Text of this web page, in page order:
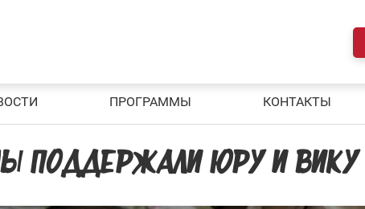
ПРОГРАММЫ КОНТАКТЫ
ПОДДЕРЖАЛИ ЮРУ И ВИКУ